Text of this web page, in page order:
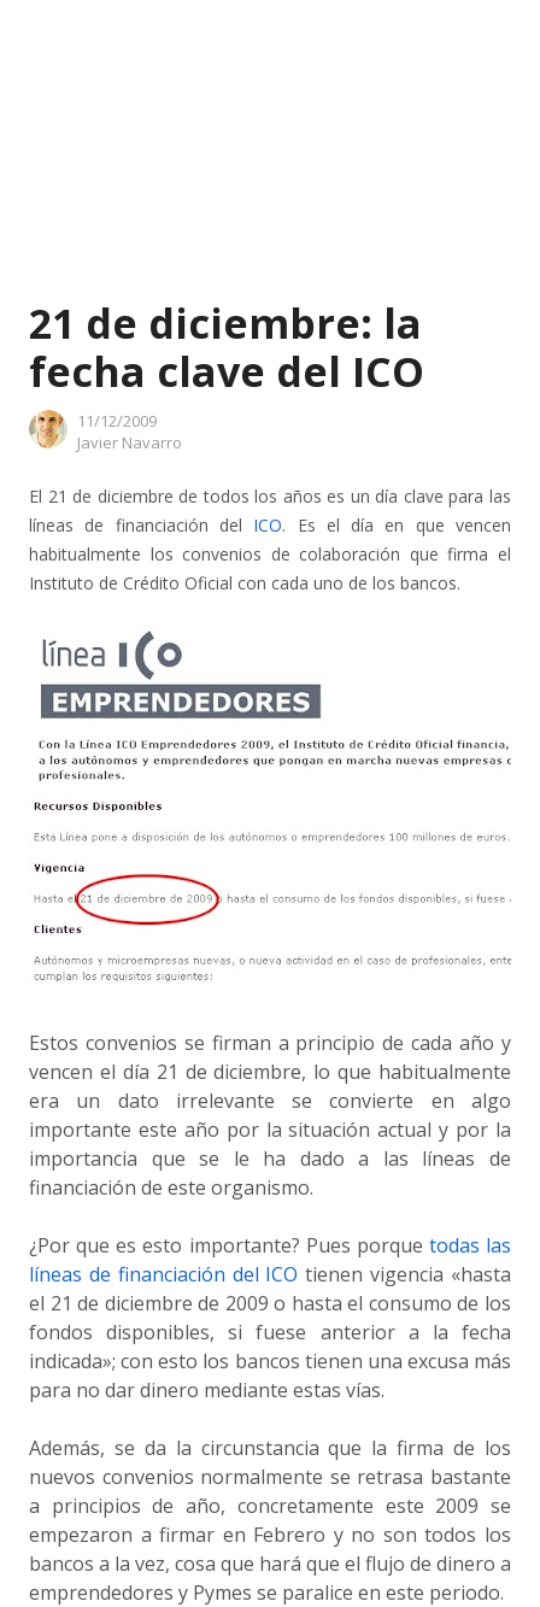
21 de diciembre: la
fecha clave del ICO
11/12/2009
Author
Javier Navarro
El 21 de diciembre de todos los años es un día clave para las
líneas de financiación del ICO. Es el día en que vencen
habitualmente los convenios de colaboración que firma el
Instituto de Crédito Oficial con cada uno de los bancos.
Estos convenios se firman a principio de cada año y
vencen el día 21 de diciembre, lo que habitualmente
era un dato irrelevante se convierte en algo
importante este año por la situación actual y por la
importancia que se le ha dado a las líneas de
financiación de este organismo.
¿Por que es esto importante? Pues porque todas las
líneas de financiación del ICO tienen vigencia «hasta
el 21 de diciembre de 2009 o hasta el consumo de los
fondos disponibles, si fuese anterior a la fecha
indicada»; con esto los bancos tienen una excusa más
para no dar dinero mediante estas vías.
Además, se da la circunstancia que la firma de los
nuevos convenios normalmente se retrasa bastante
a principios de año, concretamente este 2009 se
empezaron a firmar en Febrero y no son todos los
bancos a la vez, cosa que hará que el flujo de dinero a
emprendedores y Pymes se paralice en este periodo.